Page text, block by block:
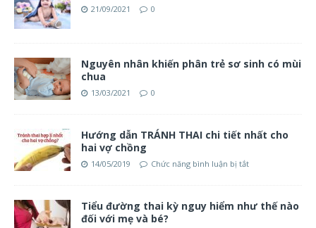
21/09/2021 0
Nguyên nhân khiến phân trẻ sơ sinh có mùi
chua
13/03/2021 0
Hướng dẫn TRÁNH THAI chi tiết nhất cho
hai vợ chồng
14/05/2019 Chức năng bình luận bị tắt
Tiểu đường thai kỳ nguy hiểm như thế nào
đối với mẹ và bé?